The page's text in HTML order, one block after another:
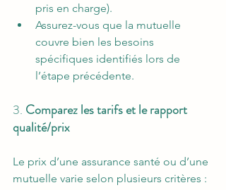
pris en charge).
Assurez-vous que la mutuelle
couvre bien les besoins
spécifiques identifiés lors de
l’étape précédente.
3. Comparez les tarifs et le rapport
qualité/prix
Le prix d’une assurance santé ou d’une
mutuelle varie selon plusieurs critères :